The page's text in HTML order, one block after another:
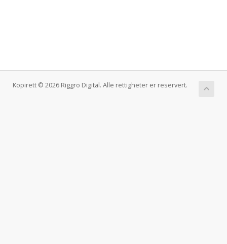
Kopirett © 2026 Riggro Digital. Alle rettigheter er reservert.